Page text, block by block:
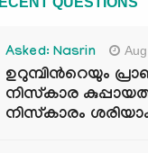
Asked: Nasrin
ഉറുമ്പിന്‍റെയും
നിസ്കാര
നിസ്കാരം